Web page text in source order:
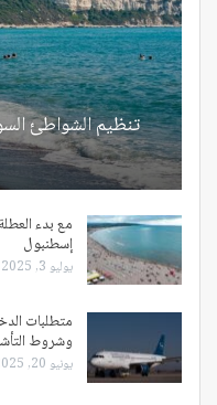
تنظيم الشواطئ
مع بدء
إسطنبول
يوليو 3, 2025
وشروط
يونيو 20, 2025